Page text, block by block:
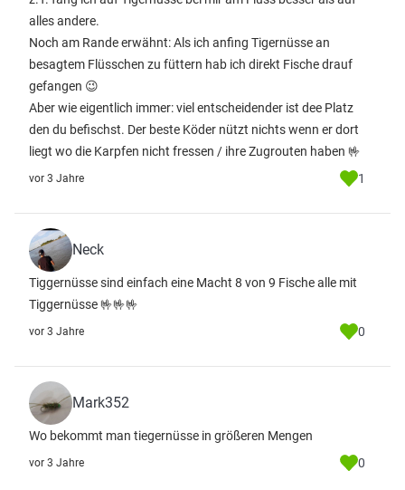
alles andere.
Noch am Rande erwähnt: Als ich anfing Tigernüsse an
besagtem Flüsschen zu füttern hab ich direkt Fische drauf
gefangen 😉
Aber wie eigentlich immer: viel entscheidender ist dee Platz
den du befischst. Der beste Köder nützt nichts wenn er dort
liegt wo die Karpfen nicht fressen / ihre Zugrouten haben 🤟
vor 3 Jahre 1
Neck
Tiggernüsse sind einfach eine Macht 8 von 9 Fische alle mit
Tiggernüsse 🤟🤟🤟
vor 3 Jahre 0
Mark352
Wo bekommt man tiegernüsse in größeren Mengen
vor 3 Jahre 0